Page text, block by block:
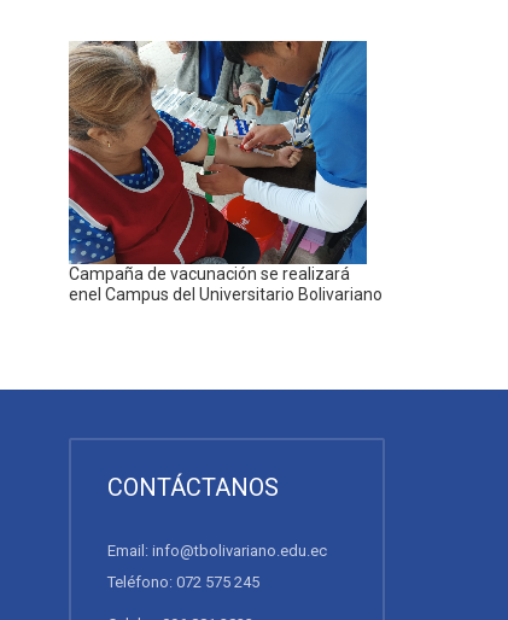
Campaña de vacunación se realizará
enel Campus del Universitario Bolivariano
CONTÁCTANOS
Email: info@tbolivariano.edu.ec
Teléfono: 072 575 245